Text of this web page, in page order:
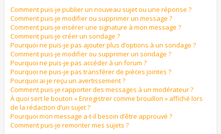
Comment puis-je publier un nouveau sujet ou une réponse ?
Comment puis-je modifier ou supprimer un message ?
Comment puis-je insérer une signature à mon message ?
Comment puis-je créer un sondage ?
Pourquoi ne puis-je pas ajouter plus d’options à un sondage ?
Comment puis-je modifier ou supprimer un sondage ?
Pourquoi ne puis-je pas accéder à un forum ?
Pourquoi ne puis-je pas transférer de pièces jointes ?
Pourquoi ai-je reçu un avertissement ?
Comment puis-je rapporter des messages à un modérateur ?
À quoi sert le bouton « Enregistrer comme brouillon » affiché lors
de la rédaction d’un sujet ?
Pourquoi mon message a-t-il besoin d’être approuvé ?
Comment puis-je remonter mes sujets ?